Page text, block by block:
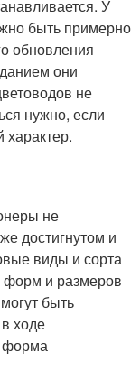
У
быть примерно
обновления
они
не
нужно, если
не
достигнутом и
виды и сорта
форм и размеров
быть
ходе
форма